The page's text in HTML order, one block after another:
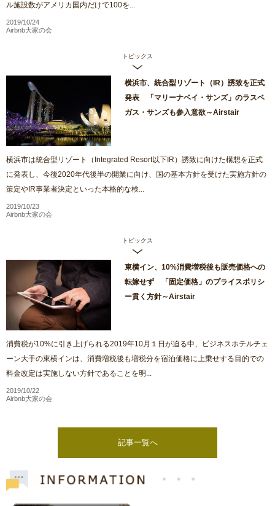
ル施設数がアメリカ国内だけで100を...
2019/10/24
Airbnb大家の会
トピックス
横浜市、統合型リゾート（IR）誘致を正式
発表 「マリーナベイ・サンズ」のラスベ
ガス・サンズも参入意欲～Airstair
横浜市は統合型リゾート（Integrated Resort以下IR）誘致に向けた構想を正式
に発表し、今後2020年代後半の開業に向け、国の基本方針を受けた実施方針の
策定やIR事業者決定といった本格的な検...
2019/10/23
Airbnb大家の会
トピックス
東横イン、10%消費増税後も販売価格への
転嫁せず 「固定価格」のプライスポリシ
ー貫く方針～Airstair
消費税が10%に引き上げられる2019年10月１日が迫る中、ビジネスホテルチェ
ーン大手の東横インは、消費増税後も増税分を宿泊価格に上乗せする目的での
料金改定は実施しない方針であることを明...
2019/10/22
Airbnb大家の会
記事一覧へ